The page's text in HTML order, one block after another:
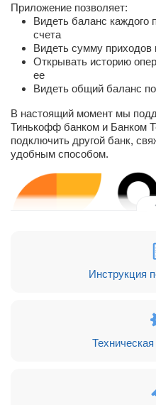
Приложение позволяет:
Видеть баланс каждого
счета
Видеть сумму приходов
Открывать историю
ее
Видеть общий баланс
В настоящий момент мы
Тинькофф банком и Банком
подключить другой банк,
удобным способом.
Инструкция